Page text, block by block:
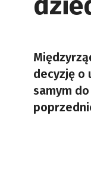
decyzję o
samym